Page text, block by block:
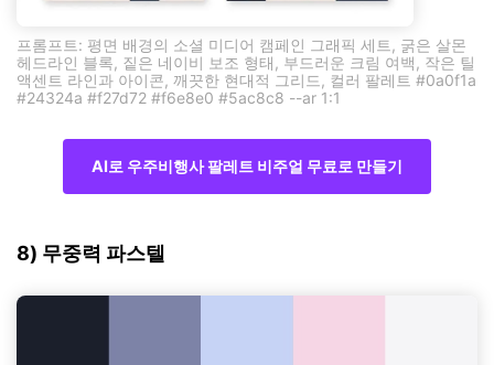
프롬프트: 평면 배경의 소셜 미디어 캠페인 그래픽 세트, 굵은 살몬
헤드라인 블록, 짙은 네이비 보조 형태, 부드러운 크림 여백, 작은 틸
액센트 라인과 아이콘, 깨끗한 현대적 그리드, 컬러 팔레트 #0a0f1a
#24324a #f27d72 #f6e8e0 #5ac8c8 --ar 1:1
AI로 우주비행사 팔레트 비주얼 무료로 만들기
8) 무중력 파스텔